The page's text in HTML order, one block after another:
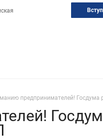
предпринимателей! Госдума